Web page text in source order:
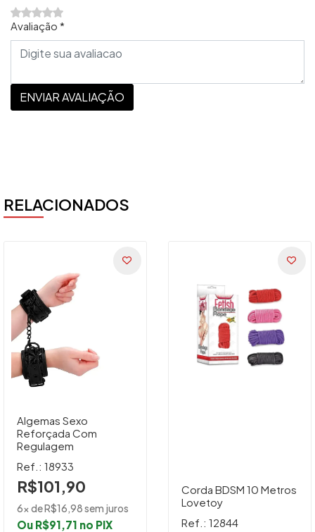
Avaliação *
ENVIAR AVALIAÇÃO
RELACIONADOS
Algemas Sexo
Reforçada Com
Regulagem
Ref.: 18933
R$101,90
6x de R$16,98 sem juros
Ou R$91,71 no PIX
Corda BDSM 10 Metros
Lovetoy
Ref.: 12844